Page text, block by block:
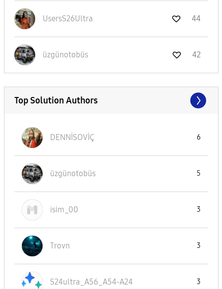
UsersS26Ultra 44
üzgünotobüs 42
Top Solution Authors
DENNİSOVİÇ 6
üzgünotobüs 5
isim_00 3
Trovn 3
S24ultra_A56_A54-A24 3